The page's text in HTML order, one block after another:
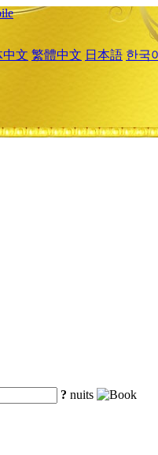
中文 繁體中文 日本語 한국
? nuits